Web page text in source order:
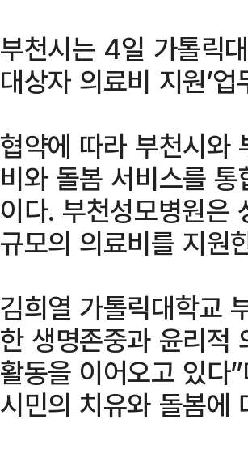
부천시는 4일 가톨릭
대상자 의료비 지원’
협약에 따라 부천시와
비와 돌봄 서비스를
이다. 부천성모병원은
규모의 의료비를 지원
김희열 가톨릭대학교
한 생명존중과 윤리적
활동을 이어오고 있다
시민의 치유와 돌봄에